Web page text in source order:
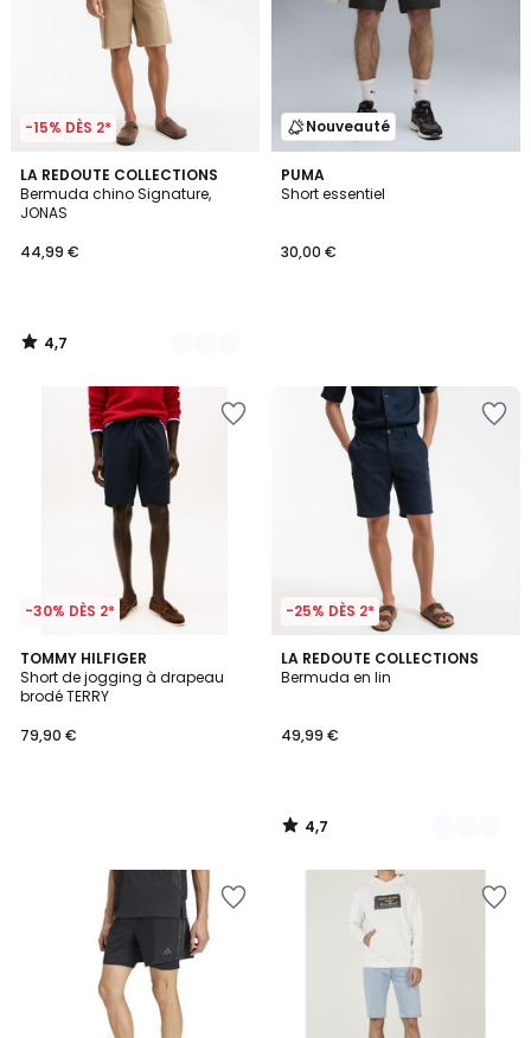
-15% DÈS 2*
LA REDOUTE COLLECTIONS
Bermuda chino Signature,
JONAS
44,99 €
4,7
/ 5
4
Couleurs
4,7
/
Nouveauté
PUMA
Short essentiel
30,00 €
-30% DÈS 2*
TOMMY HILFIGER
Short de jogging à drapeau
brodé TERRY
79,90 €
-25% DÈS 2*
LA REDOUTE COLLECTIONS
Bermuda en lin
49,99 €
4,7
/ 5
4
Couleurs
4,7
/